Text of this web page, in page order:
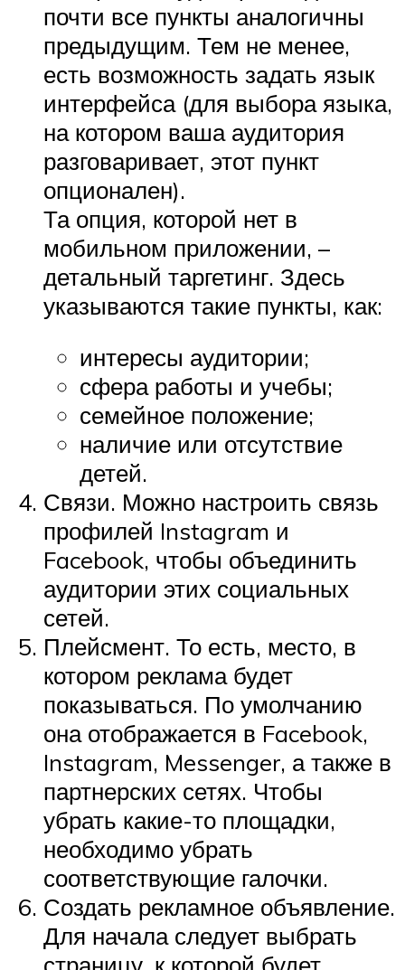
почти все пункты аналогичны
предыдущим. Тем не менее,
есть возможность задать язык
интерфейса (для выбора языка,
на котором ваша аудитория
разговаривает, этот пункт
опционален).
Та опция, которой нет в
мобильном приложении, –
детальный таргетинг. Здесь
указываются такие пункты, как:
интересы аудитории;
сфера работы и учебы;
семейное положение;
наличие или отсутствие
детей.
Связи. Можно настроить связь
профилей Instagram и
Facebook, чтобы объединить
аудитории этих социальных
сетей.
Плейсмент. То есть, место, в
котором реклама будет
показываться. По умолчанию
она отображается в Facebook,
Instagram, Messenger, а также в
партнерских сетях. Чтобы
убрать какие-то площадки,
необходимо убрать
соответствующие галочки.
Создать рекламное объявление.
Для начала следует выбрать